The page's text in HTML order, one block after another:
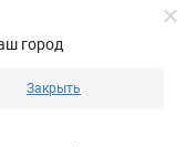
город
Закрыть